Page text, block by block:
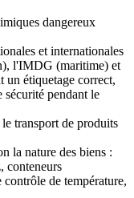
dangereux
et internationales
l'IMDG (maritime) et
un étiquetage correct,
sécurité pendant le
transport de produits
la nature des biens :
conteneurs
contrôle de température,